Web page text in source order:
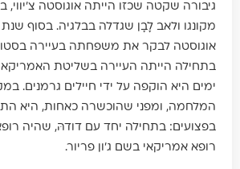
גיבורה שקטה שכזו הייתה אוגוסטה
אוגוסטה לבקר את משפחתה בעיירה
בתחילה הייתה העיירה בשליטת
ימים היא הוקפה על ידי חיילים גרמנים.
המלחמה, ומפני שהוכשרה כאחות, היא
בפצועים: בתחילה יחד עם דודהּ, שהיה
רופא אמריקאי בשם ג’ון פריור.